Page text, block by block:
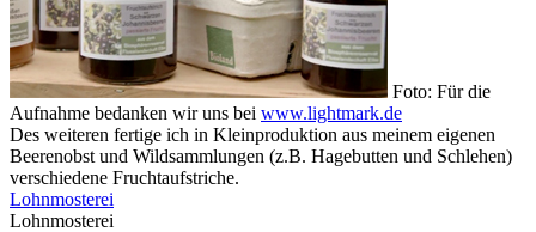
Foto: Für die
Aufnahme bedanken wir uns bei www.lightmark.de
Des weiteren fertige ich in Kleinproduktion aus meinem eigenen
Beerenobst und Wildsammlungen (z.B. Hagebutten und Schlehen)
verschiedene Fruchtaufstriche.
Lohnmosterei
Lohnmosterei